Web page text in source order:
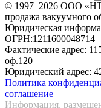
© 1997–2026 ООО
продажа вакуумного
Юридическая
ОГРН:1211600048714
Фактические адрес:
оф.120
Юридический адрес:
Политика
соглашение
Информация,